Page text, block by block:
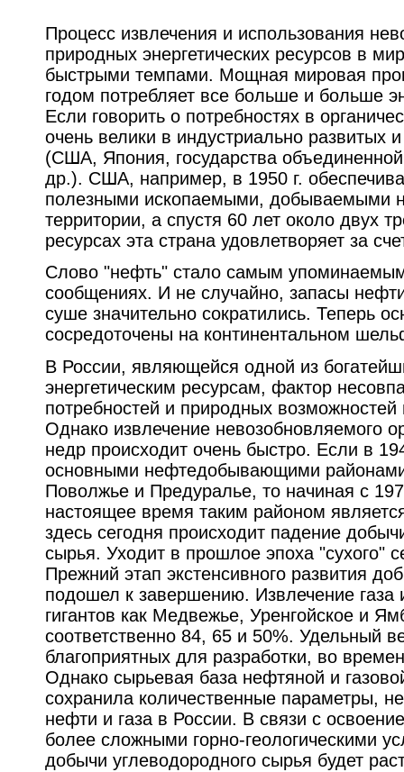
Процесс извлечения и использования
природных энергетических ресурсов в
быстрыми темпами. Мощная мировая
годом потребляет все больше и больше
Если говорить о потребностях в
очень велики в индустриально развитых
(США, Япония, государства
др.). США, например, в 1950 г.
полезными ископаемыми, добываемыми
территории, а спустя 60 лет около двух
ресурсах эта страна удовлетворяет за
Слово "нефть" стало самым
сообщениях. И не случайно, запасы
суше значительно сократились. Теперь
сосредоточены на континентальном
В России, являющейся одной из
энергетическим ресурсам, фактор
потребностей и природных возможностей
Однако извлечение невозобновляемого
недр происходит очень быстро. Если в
основными нефтедобывающими
Поволжье и Предуралье, то начиная с
настоящее время таким районом
здесь сегодня происходит падение
сырья. Уходит в прошлое эпоха "сухого"
Прежний этап экстенсивного развития
подошел к завершению. Извлечение газа
гигантов как Медвежье, Уренгойское и
соответственно 84, 65 и 50%. Удельный
благоприятных для разработки, во
Однако сырьевая база нефтяной и
сохранила количественные параметры,
нефти и газа в России. В связи с
более сложными горно-геологическими
добычи углеводородного сырья будет